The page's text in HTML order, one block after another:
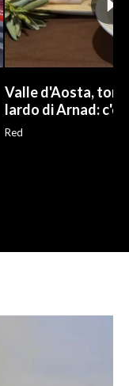
Valle d'Aosta,
lardo di Arnad: c'è
Red